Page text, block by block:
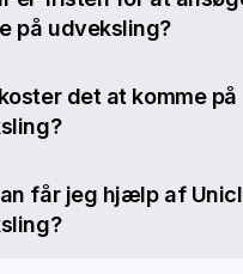
på udveksling?
det at komme på
får jeg hjælp af